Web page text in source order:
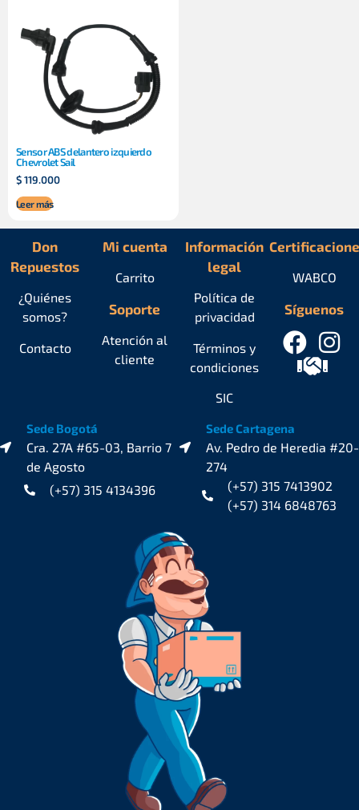
Sensor ABS delantero izquierdo
Chevrolet Sail
$119.000
Leer más
Don
Repuestos
¿Quiénes
somos?
Contacto
Mi cuenta
Carrito
Soporte
Atención al
cliente
Información
legal
Política de
privacidad
Términos y
condiciones
SIC
Síguenos
WABCO
Sede Bogotá
Cra. 27A #65-03, Barrio 7
de Agosto
(+57) 315 4134396
Sede Cartagena
Av. Pedro de Heredia #20-
274
(+57) 315 7413902
(+57) 314 6848763